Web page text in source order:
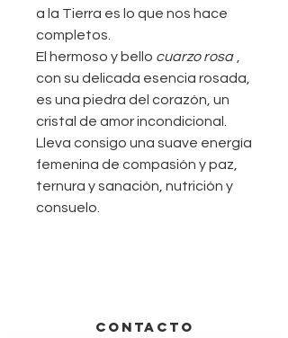
a la Tierra es lo que nos hace
completos.
El hermoso y bello cuarzo rosa
con su delicada esencia rosada,
es una piedra del corazón, un
cristal de amor incondicional.
Lleva consigo una suave energía
femenina de compasión y paz,
ternura y sanación, nutrición y
consuelo.
CONTACTO